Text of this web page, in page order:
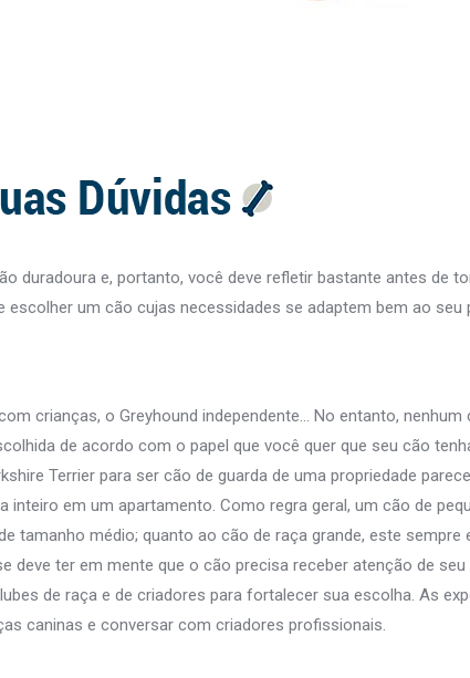
duradoura e, portanto, você deve refletir bastante antes de
um cão cujas necessidades se adaptem bem ao seu
crianças, o Greyhound independente… No entanto, nenhum
de acordo com o papel que você quer que seu cão
Terrier para ser cão de guarda de uma propriedade
inteiro em um apartamento. Como regra geral, um cão de
tamanho médio; quanto ao cão de raça grande, este sempre
deve ter em mente que o cão precisa receber atenção de seu
de raça e de criadores para fortalecer sua escolha. As
caninas e conversar com criadores profissionais.